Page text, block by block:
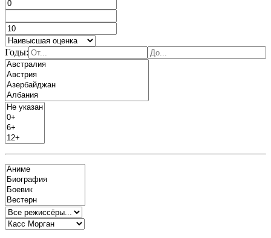
Годы: